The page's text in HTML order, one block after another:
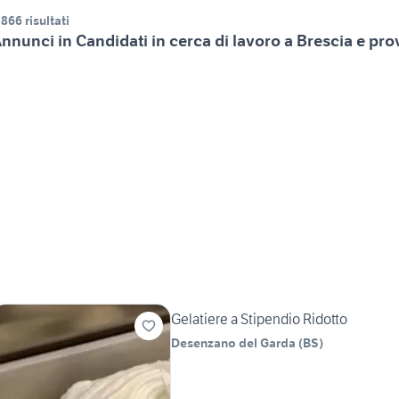
risultati
in Candidati in cerca di lavoro a Brescia e
Gelatiere a Stipendio Ridotto
Desenzano del Garda (BS)